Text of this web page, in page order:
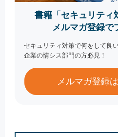
書籍「セキュリティ
メルマガ登録で
セキュリティ対策で何をして良
企業の情シス部門の方必見！
メルマガ登録